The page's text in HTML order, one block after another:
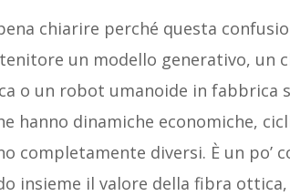
chiarire perché questa
un modello generativo, un
o un robot umanoide in fabbrica
hanno dinamiche economiche,
diversi. È un po’
insieme il valore della fibra